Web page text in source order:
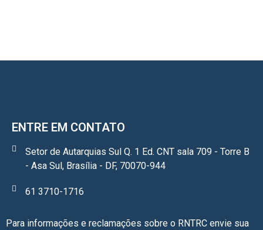
ENTRE EM CONTATO
Setor de Autarquias Sul Q. 1 Ed. CNT sala 709 - Torre B
- Asa Sul, Brasília - DF, 70070-944
61 3710-1716
Para informações e reclamações sobre o RNTRC envie sua